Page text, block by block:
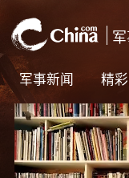
军事新闻 精